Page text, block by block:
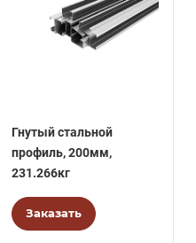
Гнутый стальной
профиль, 200мм,
231.266кг
Заказать